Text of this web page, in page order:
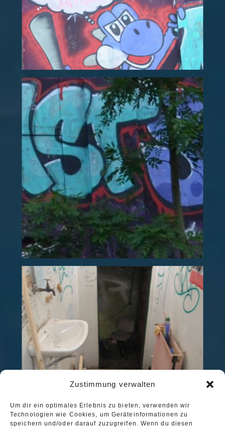
Zustimmung verwalten
Um dir ein optimales Erlebnis zu bieten, verwenden wir
Technologien wie Cookies, um Geräteinformationen zu
speichern und/oder darauf zuzugreifen. Wenn du diesen